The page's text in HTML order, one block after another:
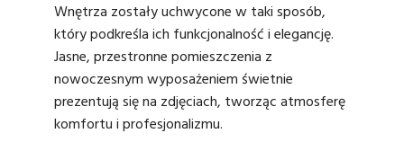
Wnętrza zostały uchwycone w taki sposób,
który podkreśla ich funkcjonalność i elegancję.
Jasne, przestronne pomieszczenia z
nowoczesnym wyposażeniem świetnie
prezentują się na zdjęciach, tworząc atmosferę
komfortu i profesjonalizmu.